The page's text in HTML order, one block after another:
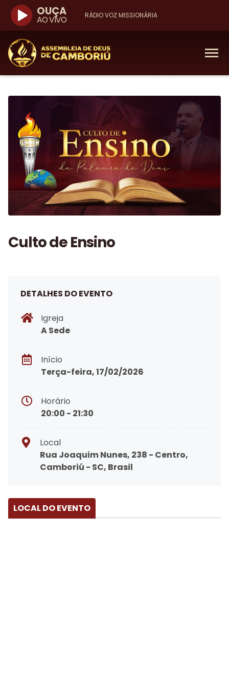
RÁDIO VOZ MISSIONÁRIA
OUÇA
AO VIVO
Culto de Ensino
DETALHES DO EVENTO
Igreja
A Sede
Início
Terça-feira, 17/02/2026
Horário
20:00 - 21:30
Local
Rua Joaquim Nunes, 238 - Centro,
Camboriú - SC, Brasil
LOCAL DO EVENTO